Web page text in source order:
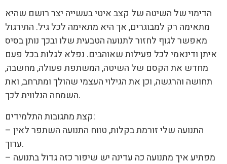
הדימוי של השיטה של קצב איטי בעשייה יצר רושם שהיא
מתאימה רק למבוגרים, אך היא מתאימה לכל גיל. התירגול
מאפשר לגוף לחזור לתנועה הטבעית שלו ובכך נותן בסיס
איתן ודינאמי לכל פעילות שאוהבים. נפלא לגלות בכל פעם
מחדש את הקסם של השיטה, המשתפת פעולה, מחשבה,
תחושה והרגשה, וכן את הגילוי העצמי שהולך ומתרחב, ואת
השמחה הנלווית לכך.
קצת מתגובות התלמידים:
– התנועה שלי זורמת בקלות, טווח התנועה השתפר לאין
ערוך.
– מפתיע איך מתנועה כה עדינה יש שיפור כזה גדול בתנועה